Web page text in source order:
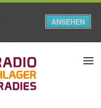
ANSEHEN